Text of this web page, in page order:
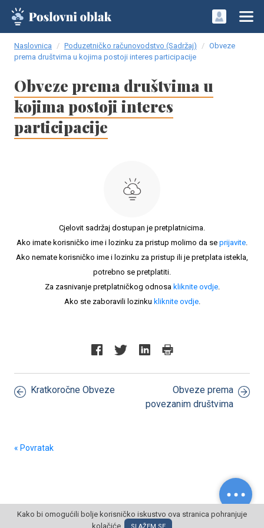
Naslovnica Poduzetničko računovodstvo (Sadržaj)
Obveze
prema društvima u kojima postoji interes participacije
Obveze prema društvima u
kojima postoji interes
participacije
Cjelovit sadržaj dostupan je pretplatnicima.
Ako imate korisničko ime i lozinku za pristup molimo da se prijavite.
Ako nemate korisničko ime i lozinku za pristup ili je pretplata istekla,
potrebno se pretplatiti.
Za zasnivanje pretplatničkog odnosa kliknite ovdje.
Ako ste zaboravili lozinku kliknite ovdje.
Kratkoročne Obveze
Obveze prema
povezanim društvima
« Povratak
Kako bi omogućili bolje korisničko iskustvo ova stranica pohranjuje
kolačiće.